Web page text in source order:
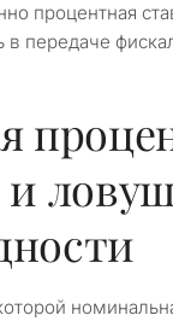
процентная
передаче
и